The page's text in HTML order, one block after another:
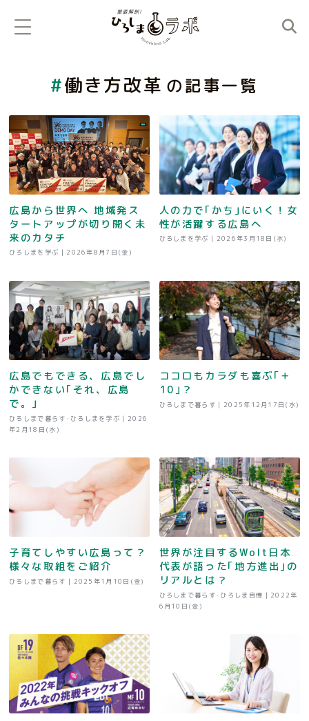
働き方改革 の記事一覧
広島から世界へ 地域発ス
タートアップが切り開く未
来のカタチ
ひろしまを学ぶ | 2026年8月7日(金)
人の力で｢かち｣にいく！女
性が活躍する広島へ
ひろしまを学ぶ | 2026年3月18日(水)
広島でもできる、広島でし
かできない｢それ、広島
で。｣
ひろしまで暮らす･ひろしまを学ぶ | 2026
年2月18日(水)
ココロもカラダも喜ぶ｢＋
10｣？
ひろしまで暮らす | 2025年12月17日(水)
子育てしやすい広島って？
様々な取組をご紹介
ひろしまで暮らす | 2025年1月10日(金)
世界が注目するWolt日本
代表が語った｢地方進出｣の
リアルとは？
ひろしまで暮らす･ひろしま自慢 | 2022年
6月10日(金)